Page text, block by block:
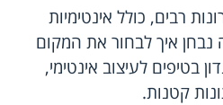
רבים, כולל אינטימיות
איך לבחור את המקום
בטיפים לעיצוב אינטימי,
קטנות.